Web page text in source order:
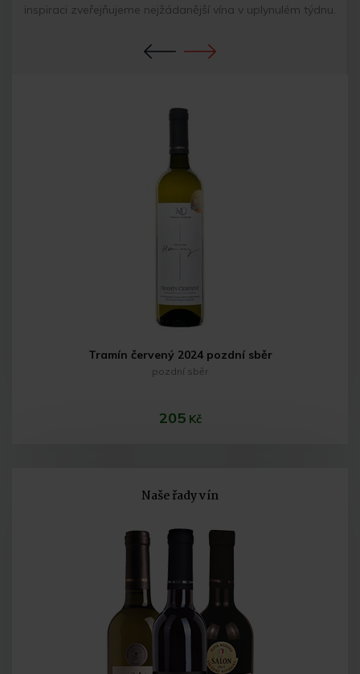
inspiraci zveřejňujeme nejžádanější vína v uplynulém týdnu.
Previous
Tramín červený 2024 pozdní sběr
pozdní sběr
205 Kč
Do košíku
Naše řady vín